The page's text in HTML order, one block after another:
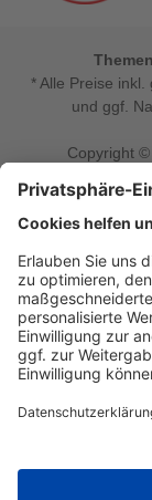
* Alle Preise
und ggf.
Copyright
Sie sind auf der
oder
Smartphone?
richtig! Unser
und Toner für
kleiner
einrichten,
was Ihren
bei uns